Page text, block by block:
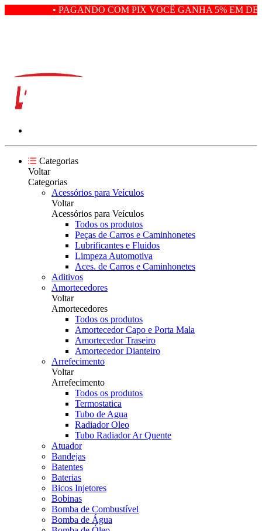
• PAGANDO COM PIX VOCÊ GANHA 5% EM
Categorias
Voltar
Categorias
Acessórios para Veículos
Voltar
Acessórios para Veículos
Todos os produtos
Peças de Carros e Caminhonetes
Lubrificantes e Fluidos
Limpeza Automotiva
Aces. de Carros e Caminhonetes
Aditivos
Amortecedores
Voltar
Amortecedores
Todos os produtos
Amortecedor Capo e Porta Mala
Amortecedor Traseiro
Amortecedor Dianteiro
Arrefecimento
Voltar
Arrefecimento
Todos os produtos
Termostatica
Tubo de Agua
Radiador Oleo
Tubo Radiador Ar Quente
Atuador
Bandejas
Batentes
Baterias
Bicos Injetores
Bobinas
Bomba de Combustível
Bomba de Água